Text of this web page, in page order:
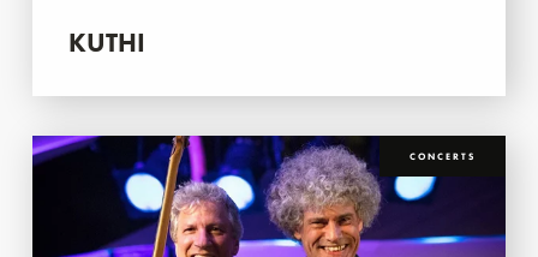
KUTHI
CONCERTS